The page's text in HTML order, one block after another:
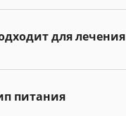
для лечения
питания